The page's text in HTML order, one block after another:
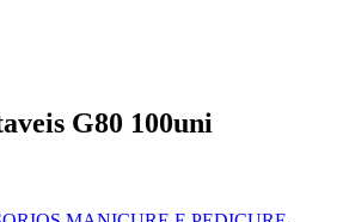
G80 100uni